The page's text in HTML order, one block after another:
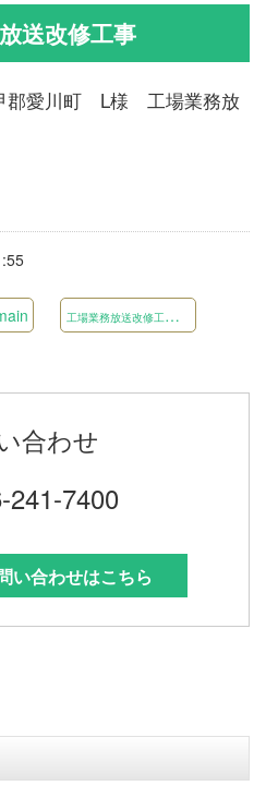
送改修工事
郡愛川町 L様 工場業務放
工
場業務放送改修工事»
合わせ
241-7400
い合わせはこちら